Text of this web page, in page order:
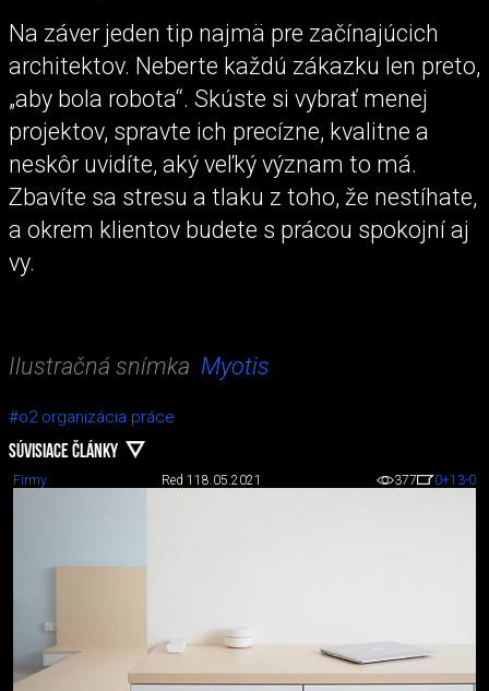
Na záver jeden tip najmä pre začínajúcich
architektov. Neberte každú zákazku len preto,
„aby bola robota“. Skúste si vybrať menej
projektov, spravte ich precízne, kvalitne a
neskôr uvidíte, aký veľký význam to má.
Zbavíte sa stresu a tlaku z toho, že nestíhate,
a okrem klientov budete s prácou spokojní aj
vy.
Ilustračná snímka Myotis
#o2 organizácia práce
SÚVISIACE ČLÁNKY
Firmy Red 1 18.05.2021 377 0+13-0